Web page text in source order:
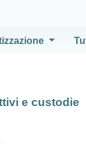
e custodie